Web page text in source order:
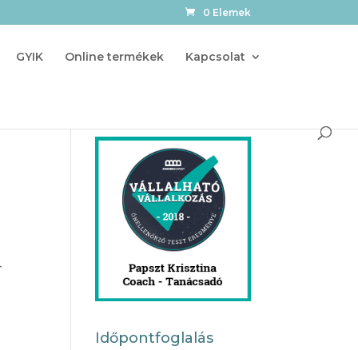
0 Elemek
GYIK Online termékek Kapcsolat
Időpontfoglalás